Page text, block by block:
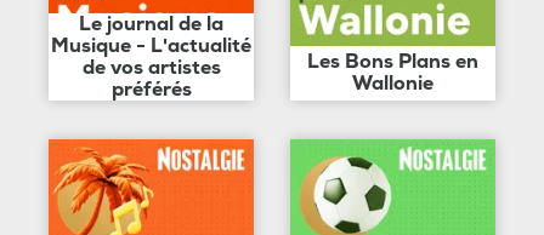
Le journal de la
Musique - L'actualité
de vos artistes
préférés
Les Bons Plans en
Wallonie